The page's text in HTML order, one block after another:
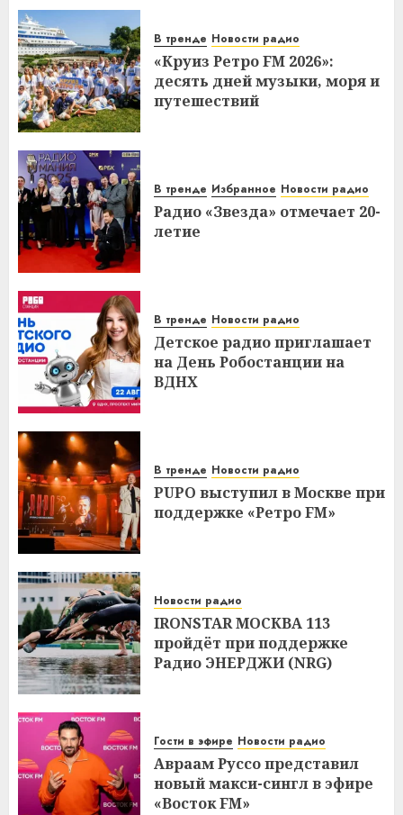
В тренде Новости радио
«Круиз Ретро FM 2026»:
десять дней музыки, моря и
путешествий
В тренде Избранное Новости радио
Радио «Звезда» отмечает 20-
летие
В тренде Новости радио
Детское радио приглашает
на День Робостанции на
ВДНХ
В тренде Новости радио
PUPO выступил в Москве при
поддержке «Ретро FM»
Новости радио
IRONSTAR МОСКВА 113
пройдёт при поддержке
Радио ЭНЕРДЖИ (NRG)
Гости в эфире Новости радио
Авраам Руссо представил
новый макси-сингл в эфире
«Восток FM»